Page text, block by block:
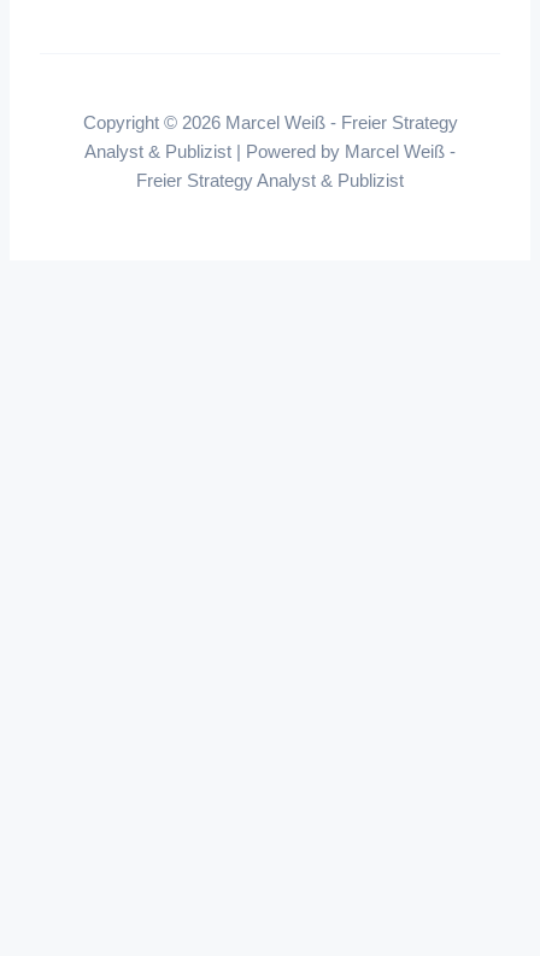
Copyright © 2026 Marcel Weiß - Freier Strategy
Analyst & Publizist | Powered by Marcel Weiß -
Freier Strategy Analyst & Publizist